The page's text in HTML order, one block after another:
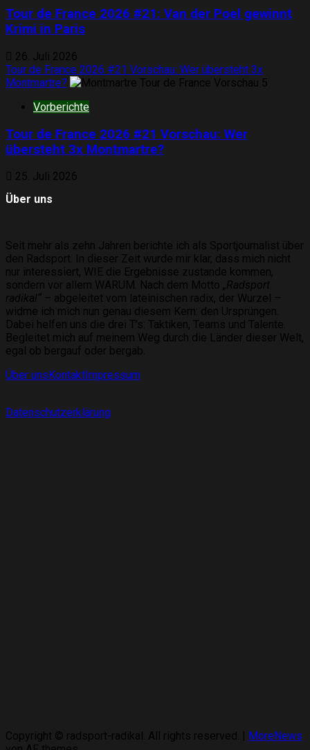
Tour de France 2026 #21: Van der Poel gewinnt
Krimi in Paris
26. Juli 2026
Tour de France 2026 #21 Vorschau: Wer übersteht 3x
Montmartre?
5
Vorberichte
Tour de France 2026 #21 Vorschau: Wer
übersteht 3x Montmartre?
25. Juli 2026
Über uns
Seit mehr als zehn Jahren berichte ich als Sportjournalist über
den Radsport. In dieser Zeit wurde mir klar, dass mich nicht
nur interessiert, WIE die Ergebnisse zustande kommen,
sondern vor allem WARUM. Nach dem Motto „Radsport
radikal“ – abgeleitet vom lateinischen radix, der Wurzel –
widme ich mich nun genau diesem Kern: den Ursprüngen.
Dabei helfen uns die drei T’s: Taktiken, Teams und Talente.
Begleitet mich auf meinem Weg durch die Länder dieser Welt,
egal ob bergauf oder bergab.
Über unsKontaktImpressum
Datenschutzerklärung
Copyright © radsport-radikal. All rights reserved. | MoreNews